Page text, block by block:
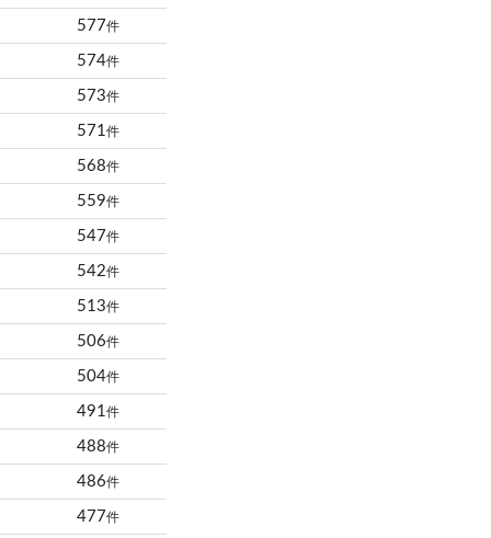
577件
574件
573件
571件
568件
559件
547件
542件
513件
506件
504件
491件
488件
486件
477件